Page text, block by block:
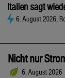
Italien sagt
6. August 2026,
Nicht nur
6. August 2026